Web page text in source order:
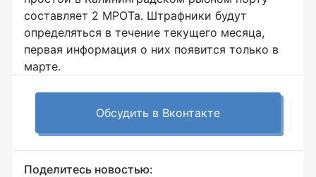
составляет 2 МРОТа. Штрафники будут
определяться в течение текущего месяца,
первая информация о них появится только в
марте.
Обсудить в Вконтакте
Поделитесь новостью: